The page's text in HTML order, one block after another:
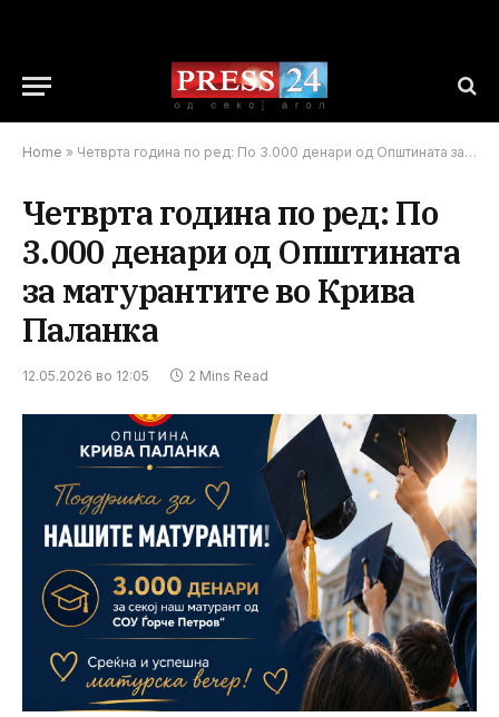
Home » Четврта година по ред: По 3.000 денари од Општината за матурантите во Крива Паланка
Четврта година по ред: По
3.000 денари од Општината
за матурантите во Крива
Паланка
12.05.2026 во 12:05 2 Mins Read